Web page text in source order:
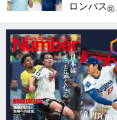
ロンパス®